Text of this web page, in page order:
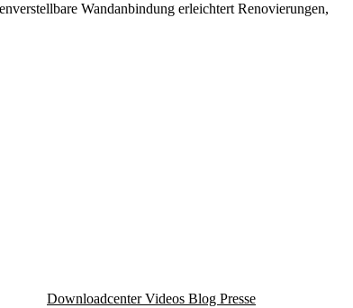
Wandanbindung erleichtert Renovierungen,
Download­centerVideos Blog Presse